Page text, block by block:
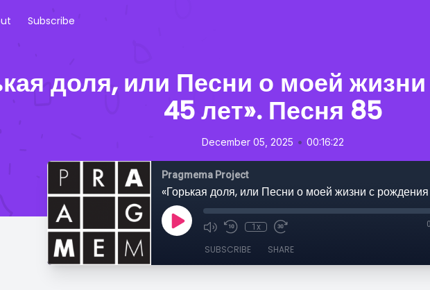
Subscribe
доля, или Песни о моей
45 лет». Песня 85
December 05, 2025 • 00:16:22
Pragmema Project
1x
SUBSCRIBE SHARE